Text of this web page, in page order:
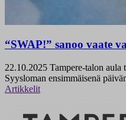
“SWAP!” sanoo vaate
22.10.2025 Tampere-talon aula
Syysloman ensimmäisenä
Artikkelit